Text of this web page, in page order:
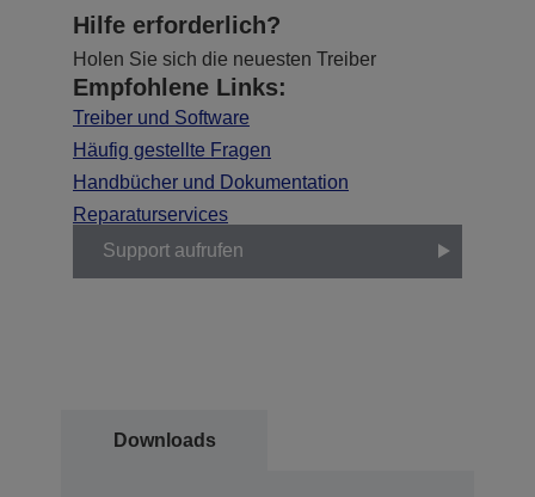
Hilfe erforderlich?
Holen Sie sich die neuesten Treiber
Empfohlene Links:
Treiber und Software
Häufig gestellte Fragen
Handbücher und Dokumentation
Reparaturservices
Support aufrufen
Downloads